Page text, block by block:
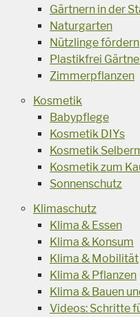
Gärtnern in der
Naturgarten
Nützlinge fördern
Plastikfrei
Zimmerpflanzen
Kosmetik
Babypflege
Kosmetik DIYs
Kosmetik
Kosmetik zum
Sonnenschutz
Klimaschutz
Klima & Essen
Klima & Konsum
Klima & Mobilität
Klima & Pflanzen
Klima & Bauen
Videos: Schritte